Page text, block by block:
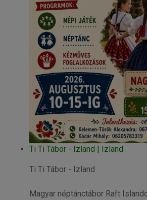
Ti Ti Tábor - Izland | Izland
Ti Ti Tábor - Izland
Magyar néptánctábor Raft